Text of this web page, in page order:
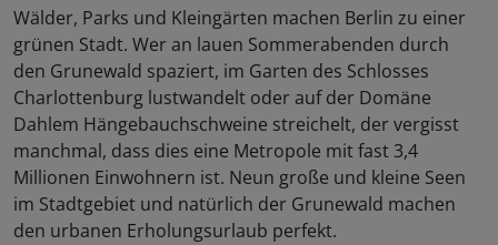
Wälder, Parks und Kleingärten machen Berlin zu einer
grünen Stadt. Wer an lauen Sommerabenden durch
den Grunewald spaziert, im Garten des Schlosses
Charlottenburg lustwandelt oder auf der Domäne
Dahlem Hängebauchschweine streichelt, der vergisst
manchmal, dass dies eine Metropole mit fast 3,4
Millionen Einwohnern ist. Neun große und kleine Seen
im Stadtgebiet und natürlich der Grunewald machen
den urbanen Erholungsurlaub perfekt.